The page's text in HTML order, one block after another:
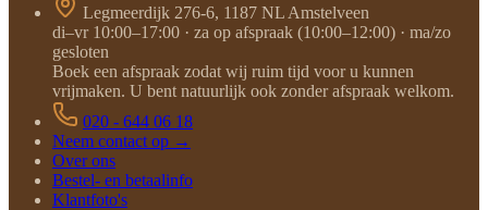
Legmeerdijk 276-6, 1187 NL Amstelveen
di–vr 10:00–17:00 · za op afspraak (10:00–12:00) · ma/zo
gesloten
Boek een afspraak zodat wij ruim tijd voor u kunnen
vrijmaken. U bent natuurlijk ook zonder afspraak welkom.
020 - 644 06 18
Neem contact op →
Over ons
Bestel- en betaalinfo
Klantfoto's